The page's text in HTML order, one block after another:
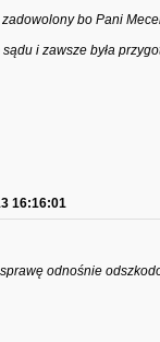
bo Pani
i zawsze była
16:16:01
odnośnie